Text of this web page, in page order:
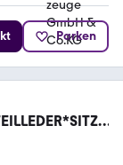
Parken